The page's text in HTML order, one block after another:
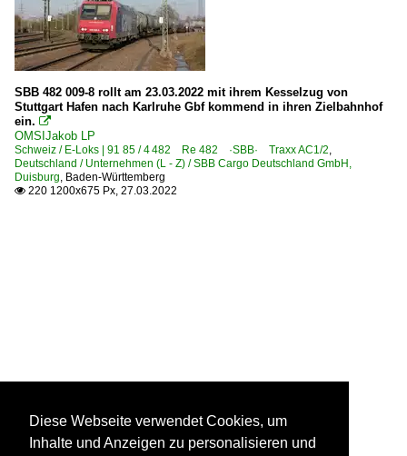
SBB 482 009-8 rollt am 23.03.2022 mit ihrem Kesselzug von
Stuttgart Hafen nach Karlruhe Gbf kommend in ihren Zielbahnhof
ein. 
OMSIJakob LP
Schweiz / E-Loks | 91 85 / 4 482 Re 482 ·SBB· Traxx AC1/2,
Deutschland / Unternehmen (L - Z) / SBB Cargo Deutschland GmbH,
Duisburg, Baden-Württemberg
 220 1200x675 Px, 27.03.2022
Diese Webseite verwendet Cookies, um
Inhalte und Anzeigen zu personalisieren und